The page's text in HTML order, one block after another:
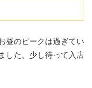
昼のピークは過ぎてい
した。少し待って入店